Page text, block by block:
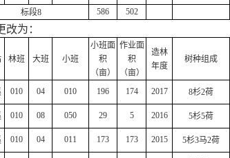
标段8 586 502
改为：
林班 大班 小班
小班面
积
（亩）
作业面
积
（亩）
造林
年度
树种组成
010 04 010 196 174 2017 8杉2荷
010 08 050 29 5 2016 5杉5荷
010 04 011 173 173 2015 5杉3马2荷